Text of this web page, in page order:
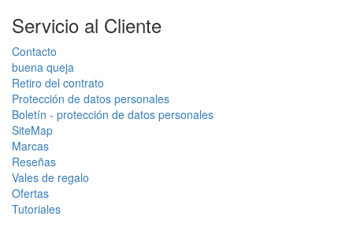
Servicio al Cliente
Contacto
buena queja
Retiro del contrato
Protección de datos personales
Boletín - protección de datos personales
SiteMap
Marcas
Reseñas
Vales de regalo
Ofertas
Tutoriales